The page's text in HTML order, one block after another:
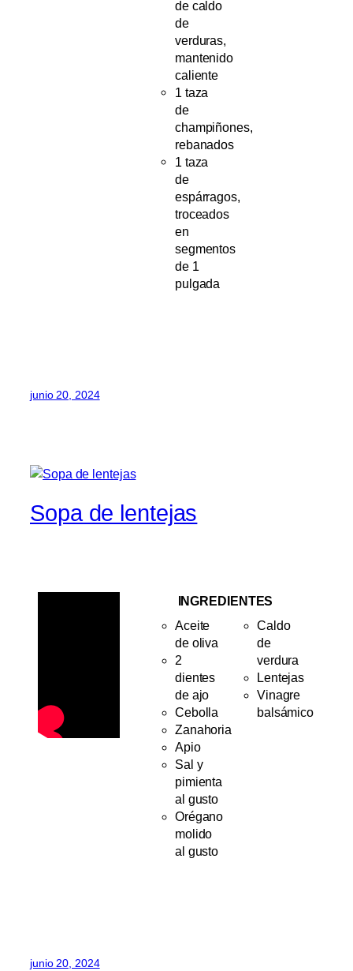
de caldo
de
verduras,
mantenido
caliente
1 taza
de
champiñones,
rebanados
1 taza
de
espárragos,
troceados
en
segmentos
de 1
pulgada
junio 20, 2024
Sopa de lentejas
INGREDIENTES
Aceite
de oliva
2
dientes
de ajo
Cebolla
Zanahoria
Apio
Sal y
pimienta
al gusto
Orégano
molido
al gusto
Caldo
de
verdura
Lentejas
Vinagre
balsámico
junio 20, 2024